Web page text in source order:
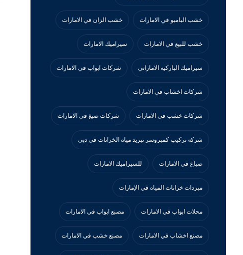
خشب البامبو في الامارات خشب الزان في الامارات
خشب للبيع في الامارات سيراميك الامارات
سيراميك الباركيه الاماراتي شركات ابواب في الامارات
شركات اخشاب في الامارات
شركات خشب في الامارات شركات صبغ في الامارات
شركه تركيب كمبروسر تبريد مياه الخزانات في دبي
صباغ في الامارات للسيراميك الامارات
مبردات خزانات المياه في الإمارات
محلات ابواب في الامارات مصنع ابواب في الامارات
مصنع اخشاب في الامارات مصنع خشب في الامارات